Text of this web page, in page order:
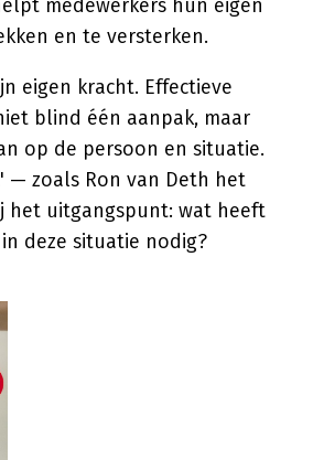
medewerkers hun eigen
en te versterken.
eigen kracht. Effectieve
blind één aanpak, maar
op de persoon en situatie.
— zoals Ron van Deth het
het uitgangspunt: wat heeft
deze situatie nodig?